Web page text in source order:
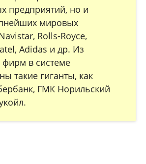
предприятий, но и
мировых
Rolls-Royce,
Adidas и др. Из
фирм в системе
такие гиганты, как
ГМК Норильский